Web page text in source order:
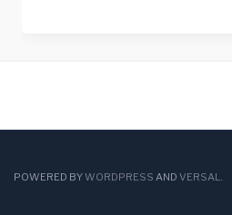
POWERED BYWORDPRESS AND VERSAL.